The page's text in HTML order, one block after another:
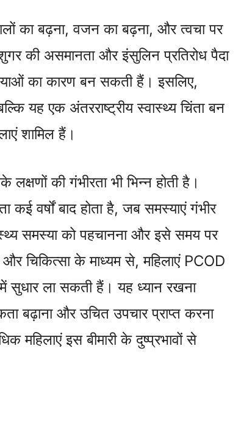
का बढ़ना, वजन का बढ़ना, और त्वचा पर
की असमानता और इंसुलिन प्रतिरोध पैदा
का कारण बन सकती हैं। इसलिए,
यह एक अंतरराष्ट्रीय स्वास्थ्य चिंता बन
शामिल हैं।
की गंभीरता भी भिन्न होती है।
वर्षों बाद होता है, जब समस्याएं गंभीर
समस्या को पहचानना और इसे समय पर
और चिकित्सा के माध्यम से, महिलाएं PCOD
ला सकती हैं। यह ध्यान रखना
बढ़ाना और उचित उपचार प्राप्त करना
महिलाएं इस बीमारी के दुष्प्रभावों से